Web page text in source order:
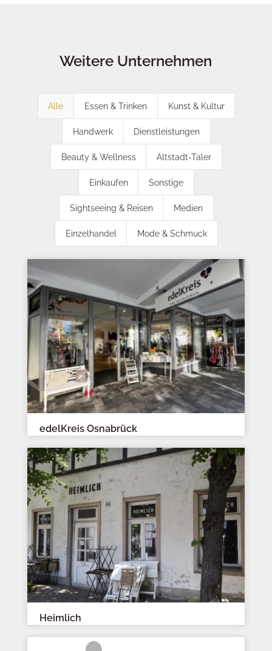
Weitere Unternehmen
Alle Essen & Trinken Kunst & Kultur
Handwerk Dienstleistungen
Beauty & Wellness Altstadt-Taler
Einkaufen Sonstige
Sightseeing & Reisen Medien
Einzelhandel Mode & Schmuck
edelKreis Osnabrück
Heimlich